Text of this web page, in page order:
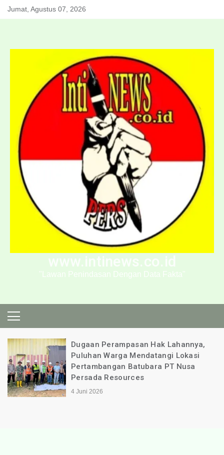
Skip
to
Jumat, Agustus 07, 2026
www.intinews.co.id
"Lawan Penindasan Dengan Data Fakta"
Lahannya,
Lokasi
PT Nusa
Minta Bantuan Presiden
Subianto, Komisi III DPR RI,
Jaksa Agung RI Dan
Lihat Kebenaran